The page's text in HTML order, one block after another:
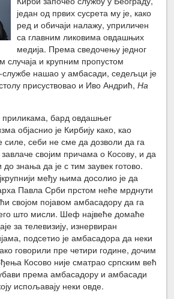
један од првих сусрета му је, како
ред и обичаји налажу, уприличен
са главним ликовима овдашњих
медија. Према сведочењу једног
случаја и крупним пропустом
нашао у амбасади, седељци је
присуствовао и Иво Андрић,На
приликама, бард овдашњег
објаснио је Кирбију како, као
силе, себи не сме да дозволи да га
својим причама о Косову, и да
знања да је с тим заувек готово.
међу њима досолио је да
Павла Срби прстом неће мрднути
својом појавом амбасадору да га
што мисли. Шеф највеће домаће
за телевизију, изнервиран
подсетио је амбасадора да неки
говорили пре четири године, дочим
Косово није сматрао српским већ
према амбасадору и амбасади
испољавају неки овде.